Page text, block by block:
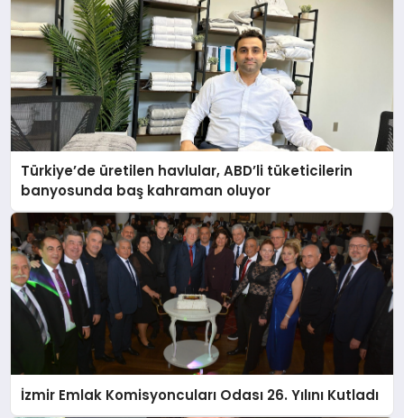
Türkiye’de üretilen havlular, ABD’li tüketicilerin
banyosunda baş kahraman oluyor
İzmir Emlak Komisyoncuları Odası 26. Yılını Kutladı